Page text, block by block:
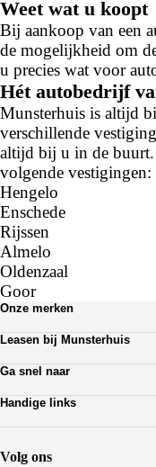
Weet wat u koopt
Bij aankoop van een
de mogelijkheid om
u precies wat voor
Hét autobedrijf
Munsterhuis is altijd
verschillende
altijd bij u in de
volgende vestigingen:
Hengelo
Enschede
Rijssen
Almelo
Oldenzaal
Goor
Onze merken
Dacia
Ferrari
Leasen bij Munsterhuis
Private lease
Shortlease
Ga snel naar
Webshop auto onderdelen
Handige links
Bedrijfsbrochure
Volg ons